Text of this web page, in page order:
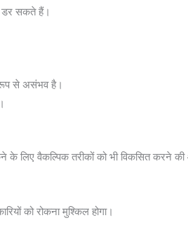
डर सकते हैं।
रूप से असंभव है।
के लिए वैकल्पिक तरीकों को भी विकसित करने
को रोकना मुश्किल होगा।